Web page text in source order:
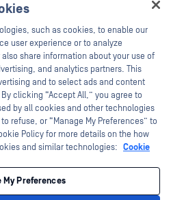
Webinare
Fișe de date
Cărți albe
Instrumente gratuite
OPSWAT, MetaDefender, Metascan,
No Device., OPSWAT , Protecting the
Technology, InQuest, logo-ul InQuest,
Join the Hunt sunt mărci comerciale ale
sunt proprietatea deținătorilor respectivi.
such as cookies, to enable our
user experience or to analyze
share information about your use of
and analytics partners. This
and to select ads and content
clicking “Accept All,” you agree to
by all cookies and other technologies
refuse, or “Manage My Preferences” to
Policy for more details on the how
and similar technologies: Cookie
My Preferences
your OPSWAT virtual assistant.
I help you secure what's critical